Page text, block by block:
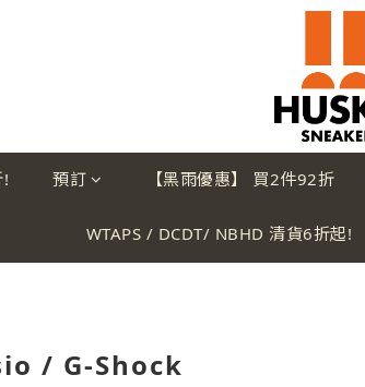
預訂 【黑雨優惠】 買2件92折
WTAPS / DCDT/ NBHD 清貨6折起!
/ G-Shock